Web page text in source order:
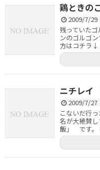
鶏ときの
2009/7/29
残っていた
ンのゴルゴ
方はコチラ
ニチレイ
2009/7/27
こないだ行
名が大絶賛
飯」 です。